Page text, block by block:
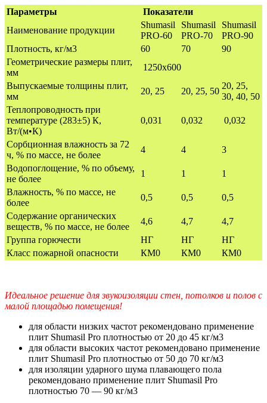
Параметры
Показатели
Наименование продукции
Shumasil
PRO-60
Shumasil
PRO-70
Shumasil
PRO-90
Плотность, кг/м3
60 70
90
Геометрические размеры плит,
мм
1250х600
Выпускаемые толщины плит,
мм
20, 25 20, 25, 50
20, 25,
30, 40, 50
Теплопроводность при
температуре (283±5) К,
Вт/(м•К)
0,031 0,032 0,032
Сорбционная влажность за 72
ч, % по массе, не более
4 4
3
Водопоглощение, % по объему,
не более
1 1
1
Влажность, % по массе, не
более
0,5 0,5
0,5
Содержание органических
веществ, % по массе, не более
4,6 4,7
4,7
Группа горючести
НГ НГ
НГ
Класс пожарной опасности
КМ0 КМ0 КМ0
Идеальное решение для звукоизоляции стен, потолков и полов с
малой площадью помещения!
для области низких частот рекомендовано применение
плит Shumasil Pro плотностью от 20 до 45 кг/м3
для области высоких частот рекомендовано применение
плит Shumasil Pro плотностью от 50 до 70 кг/м3
для изоляции ударного шума плавающего пола
рекомендовано применение плит Shumasil Pro
плотностью 70 — 90 кг/м3